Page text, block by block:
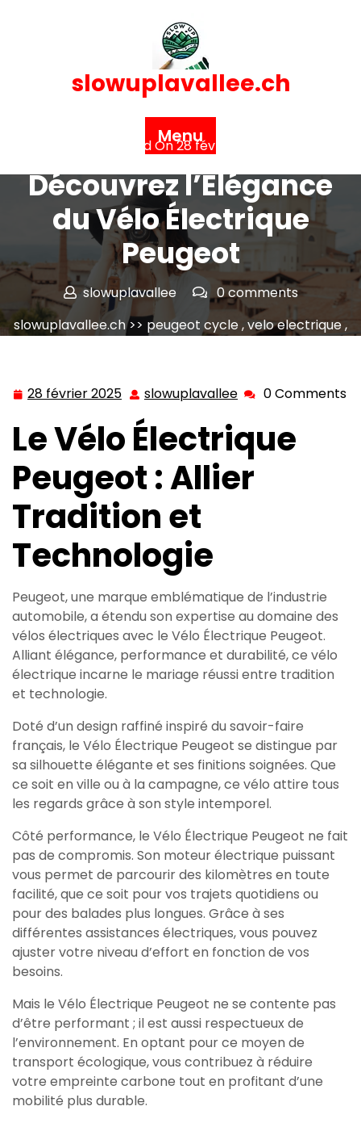
slowuplavallee.ch
Menu
Posted On 28 février 2025
Découvrez l’Élégance
du Vélo Électrique
Peugeot
slowuplavallee
0 comments
slowuplavallee.ch>> peugeot cycle,velo electrique,
28 février 2025 28
février
2025
slowuplavallee slowuplavallee
0 Comments
Le Vélo Électrique
Peugeot : Allier
Tradition et
Technologie
Peugeot, une marque emblématique de l’industrie
automobile, a étendu son expertise au domaine des
vélos électriques avec le Vélo Électrique Peugeot.
Alliant élégance, performance et durabilité, ce vélo
électrique incarne le mariage réussi entre tradition
et technologie.
Doté d’un design raffiné inspiré du savoir-faire
français, le Vélo Électrique Peugeot se distingue par
sa silhouette élégante et ses finitions soignées. Que
ce soit en ville ou à la campagne, ce vélo attire tous
les regards grâce à son style intemporel.
Côté performance, le Vélo Électrique Peugeot ne fait
pas de compromis. Son moteur électrique puissant
vous permet de parcourir des kilomètres en toute
facilité, que ce soit pour vos trajets quotidiens ou
pour des balades plus longues. Grâce à ses
différentes assistances électriques, vous pouvez
ajuster votre niveau d’effort en fonction de vos
besoins.
Mais le Vélo Électrique Peugeot ne se contente pas
d’être performant ; il est aussi respectueux de
l’environnement. En optant pour ce moyen de
transport écologique, vous contribuez à réduire
votre empreinte carbone tout en profitant d’une
mobilité plus durable.